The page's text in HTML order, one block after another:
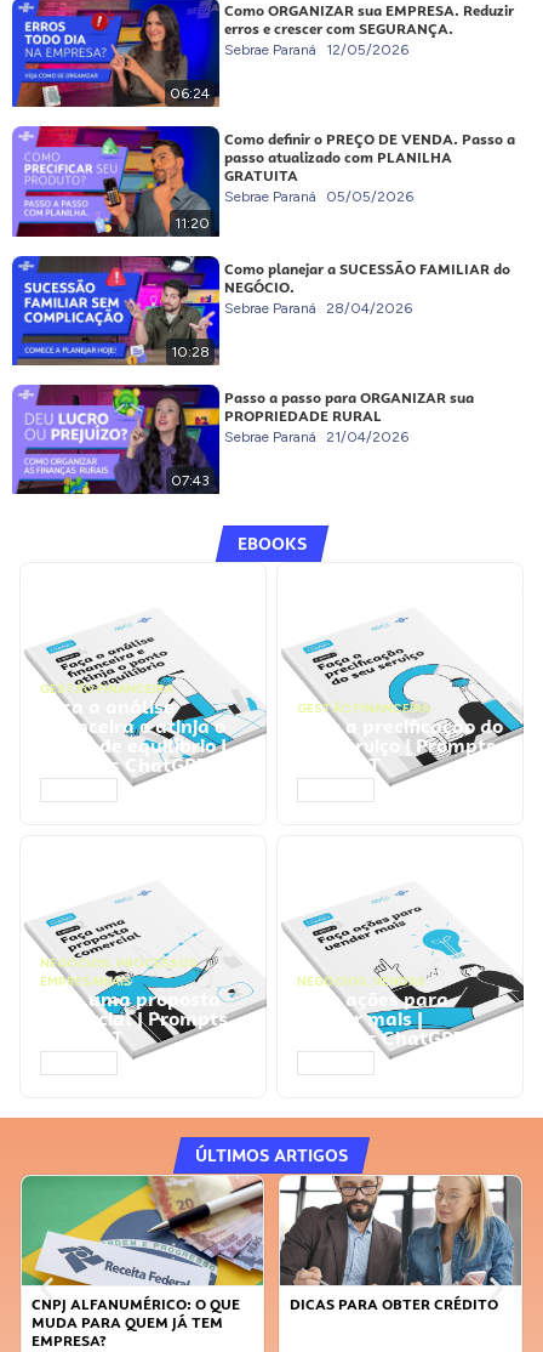
06:24
Como ORGANIZAR sua EMPRESA. Reduzir
erros e crescer com SEGURANÇA.
Sebrae Paraná 12/05/2026
11:20
Como definir o PREÇO DE VENDA. Passo a
passo atualizado com PLANILHA
GRATUITA
Sebrae Paraná 05/05/2026
10:28
Como planejar a SUCESSÃO FAMILIAR do
NEGÓCIO.
Sebrae Paraná 28/04/2026
07:43
Passo a passo para ORGANIZAR sua
PROPRIEDADE RURAL
Sebrae Paraná 21/04/2026
EBOOKS
GESTÃO FINANCEIRA
Faça a análise
financeira e atinja o
ponto de equilíbrio |
Prompts ChatGPT
GESTÃO FINANCEIRA
Faça a precificação do
seu serviço | Prompts
ChatGPT
NEGÓCIOS, PROCESSOS
EMPRESARIAIS
Faça uma proposta
comercial | Prompts
ChatGPT
NEGÓCIOS, VENDAS
Faça ações para
vender mais |
Prompts ChatGPT
ÚLTIMOS ARTIGOS
DICAS PARA OBTER CRÉDITO
FAÇA A DIFERENÇA: SEJA